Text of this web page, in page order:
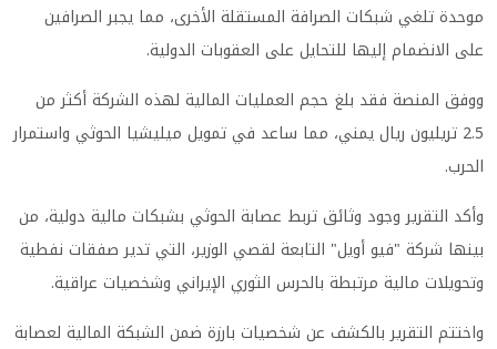
موحدة تلغي شبكات الصرافة المستقلة الأخرى، مما يجبر الصرافين
على الانضمام إليها للتحايل على العقوبات الدولية.
ووفق المنصة فقد بلغ حجم العمليات المالية لهذه الشركة أكثر من
2.5 تريليون ريال يمني، مما ساعد في تمويل ميليشيا الحوثي واستمرار
الحرب.
وأكد التقرير وجود وثائق تربط عصابة الحوثي بشبكات مالية دولية، من
بينها شركة "فيو أويل" التابعة لقصي الوزير، التي تدير صفقات نفطية
وتحويلات مالية مرتبطة بالحرس الثوري الإيراني وشخصيات عراقية.
واختتم التقرير بالكشف عن شخصيات بارزة ضمن الشبكة المالية لعصابة